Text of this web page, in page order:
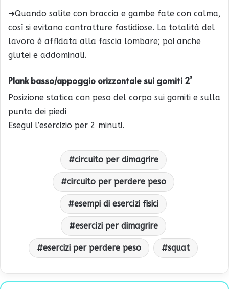
➜Quando salite con braccia e gambe fate con calma,
così si evitano contratture fastidiose. La totalità del
lavoro è affidata alla fascia lombare; poi anche
glutei e addominali.
Plank basso/appoggio orizzontale sui gomiti 2’
Posizione statica con peso del corpo sui gomiti e sulla
punta dei piedi
Esegui l’esercizio per 2 minuti.
circuito per dimagrire
circuito per perdere peso
esempi di esercizi fisici
esercizi per dimagrire
esercizi per perdere peso squat